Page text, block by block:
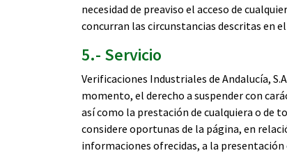
necesidad de preaviso el acceso de
concurran las circunstancias descritas en
5.- Servicio
Verificaciones Industriales de Andalucía,
momento, el derecho a suspender con
así como la prestación de cualquiera o de
considere oportunas de la página, en
informaciones ofrecidas, a la presentación